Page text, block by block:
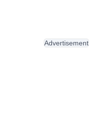
Advertisement